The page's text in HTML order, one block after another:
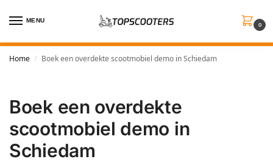
MENU
0
Home / Boek een overdekte scootmobiel demo in Schiedam
Boek een overdekte
scootmobiel demo in
Schiedam